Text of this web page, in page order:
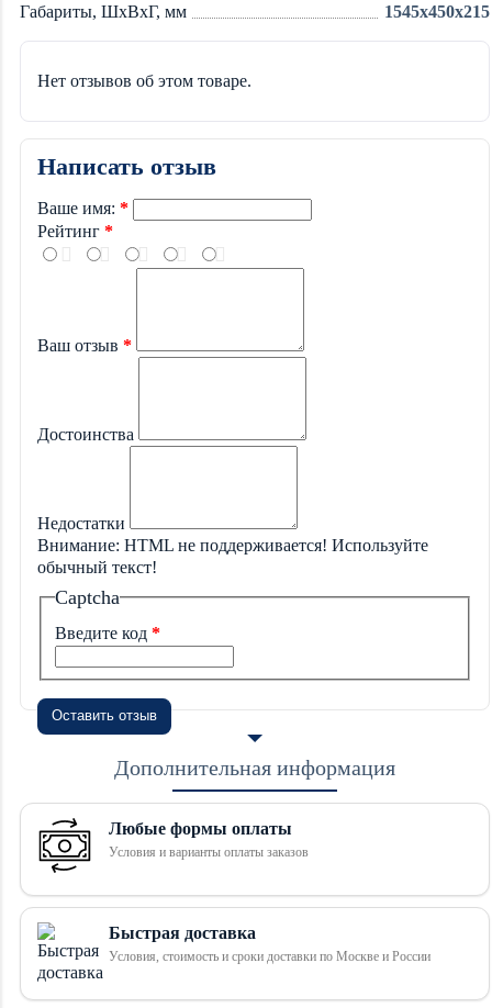
Габариты, ШxВxГ, мм 1545x450x215
Нет отзывов об этом товаре.
Написать отзыв
Ваше имя:
Рейтинг
Ваш отзыв
Достоинства
Недостатки
Внимание: HTML не поддерживается! Используйте
обычный текст!
Captcha
Введите код
Оставить отзыв
Дополнительная информация
Любые формы оплаты
Условия и варианты оплаты заказов
Быстрая доставка
Условия, стоимость и сроки доставки по Москве и России